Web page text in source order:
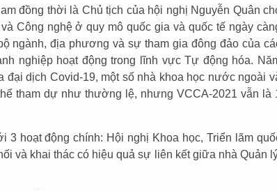
đồng thời là Chủ tịch của hội nghị Nguyễn Quân
Công nghệ ở quy mô quốc gia và quốc tế ngày
ngành, địa phương và sự tham gia đông đảo của
nghiệp hoạt động trong lĩnh vực Tự động hóa.
đại dịch Covid-19, một số nhà khoa học nước ngoài
tham dự như thường lệ, nhưng VCCA-2021 vẫn là
3 hoạt động chính: Hội nghị Khoa học, Triển lãm
và khai thác có hiệu quả sự liên kết giữa nhà Quản